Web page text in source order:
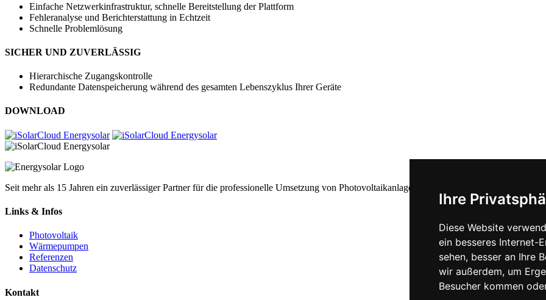
Ihre
Diese Website
ein besseres Internet-
sehen, besser an Ihre
wir außerdem, um
Besucher kommen
Einfache Netzwerkinfrastruktur, schnelle Bereitstellung der Plattform
Fehleranalyse und Berichterstattung in Echtzeit
Schnelle Problemlösung
SICHER UND ZUVERLÄSSIG
Hierarchische Zugangskontrolle
Redundante Datenspeicherung während des gesamten Lebenszyklus Ihrer Geräte
DOWNLOAD
Seit mehr als 15 Jahren ein zuverlässiger Partner für die professionelle Umsetzung von Photovoltaikanlagen und Wärmepumpen.
Links & Infos
Photovoltaik
Wärmepumpen
Referenzen
Datenschutz
Kontakt